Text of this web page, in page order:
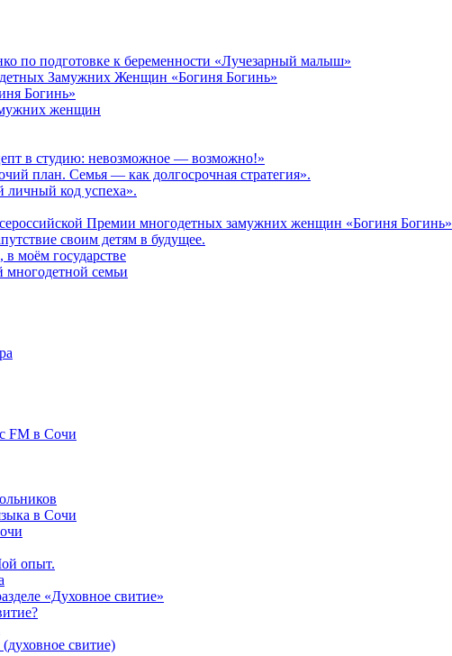
по подготовке к беременности «Лучезарный малыш»
Замужних Женщин «Богиня Богинь»
Богинь»
женщин
в студию: невозможное — возможно!»
план. Семья — как долгосрочная стратегия».
личный код успеха».
Премии многодетных замужних женщин «Богиня Богинь»
своим детям в будущее.
моëм государстве
многодетной семьи
FM в Сочи
в Сочи
опыт.
«Духовное свитие»
свитие)